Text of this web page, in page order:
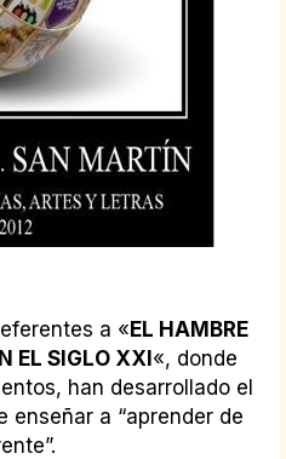
a « EL HAMBRE
EL SIGLO XXI «, donde
han desarrollado el
enseñar a “aprender de